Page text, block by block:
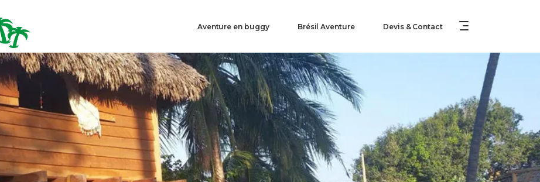
Aventure en buggy Brésil Aventure Devis & Contact